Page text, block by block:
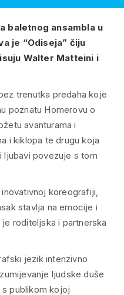
baletnog ansambla u
je “Odiseja” čiju
Walter Matteini i
trenutka predaha koje
poznatu Homerovu o
avanturama i
i kiklopa te drugu koja
ljubavi povezuje s tom
koreografiji,
stavlja na emocije i
roditeljska i partnerska
jezik intenzivno
ljudske duše
publikom kojoj